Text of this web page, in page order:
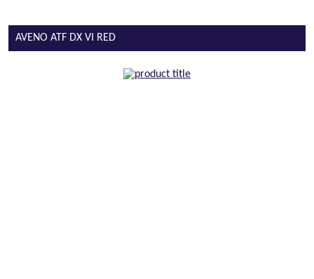
AVENO ATF DX VI RED